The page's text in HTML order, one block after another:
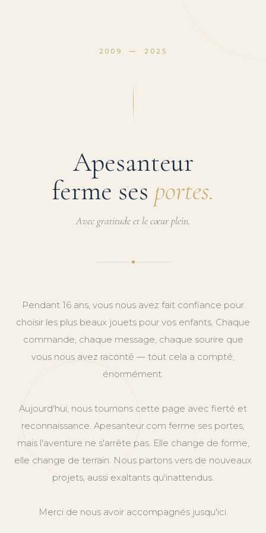
2009 — 2025
Apesanteur
ferme ses portes.
Avec gratitude et le cœur plein.
Pendant 16 ans, vous nous avez fait confiance pour
choisir les plus beaux jouets pour vos enfants. Chaque
commande, chaque message, chaque sourire que
vous nous avez raconté — tout cela a compté,
énormément.
Aujourd'hui, nous tournons cette page avec fierté et
reconnaissance. Apesanteur.com ferme ses portes,
mais l'aventure ne s'arrête pas. Elle change de forme,
elle change de terrain. Nous partons vers de nouveaux
projets, aussi exaltants qu'inattendus.
Merci de nous avoir accompagnés jusqu'ici.